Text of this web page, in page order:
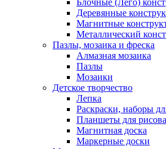
Блочные (Лего)
Деревянные
Магнитные
Металлический
Пазлы, мозаика и фреска
Алмазная мозаика
Пазлы
Мозаики
Детское творчество
Лепка
Раскраски, наборы
Планшеты для
Магнитная доска
Маркерные доски